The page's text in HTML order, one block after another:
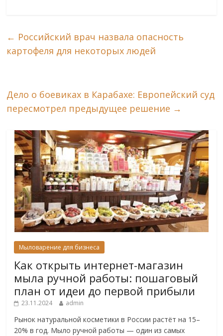
← Российский врач назвала опасность
картофеля для некоторых людей
Дело о боевиках в Карабахе: Европейский суд
пересмотрел предыдущее решение →
Мыловарение для бизнеса
Как открыть интернет-магазин
мыла ручной работы: пошаговый
план от идеи до первой прибыли
23.11.2024 admin
Рынок натуральной косметики в России растёт на 15–
20% в год. Мыло ручной работы — один из самых